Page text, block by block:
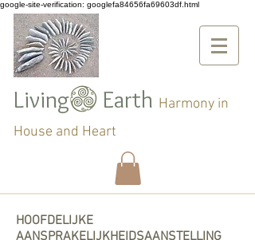
google-site-verification: googlefa84656fa69603df.html
Living Earth Harmony in
House and Heart
HOOFDELIJKE
AANSPRAKELIJKHEIDSAANSTELLING